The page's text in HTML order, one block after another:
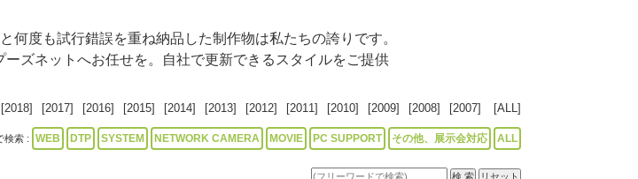
何度も試行錯誤を重ね納品した制作物は私たちの誇りです。
ズネットへお任せを。自社で更新できるスタイルをご提供
[2018] [2017] [2016] [2015] [2014] [2013] [2012] [2011] [2010] [2009] [2008] [2007] [ALL]
検索 : WEB DTP SYSTEM NETWORK CAMERA MOVIE PC SUPPORT その他、展示会対応 ALL